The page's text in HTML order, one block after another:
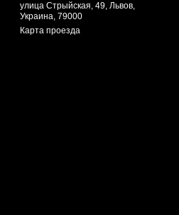
улица Стрыйская, 49, Львов,
Украина, 79000
Карта проезда